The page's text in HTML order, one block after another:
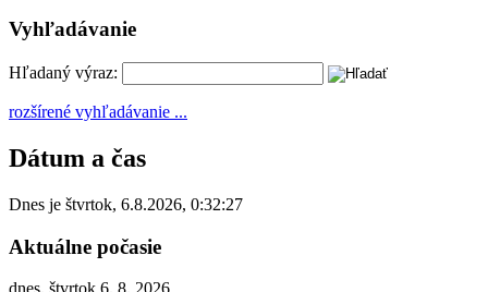
Vyhľadávanie
Hľadaný výraz:
rozšírené vyhľadávanie ...
Dátum a čas
Dnes je štvrtok, 6.8.2026, 0:32:27
Aktuálne počasie